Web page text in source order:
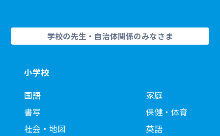
学校の先生・自治体関係のみなさま
小学校
国語
書写
社会・地図
家庭
保健・体育
英語